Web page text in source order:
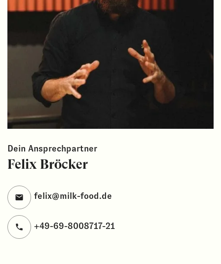
Dein Ansprechpartner
Felix Bröcker
felix@milk-food.de
+49-69-8008717-21